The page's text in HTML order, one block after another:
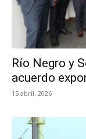
Río Negro y
acuerdo
15 abril, 2026